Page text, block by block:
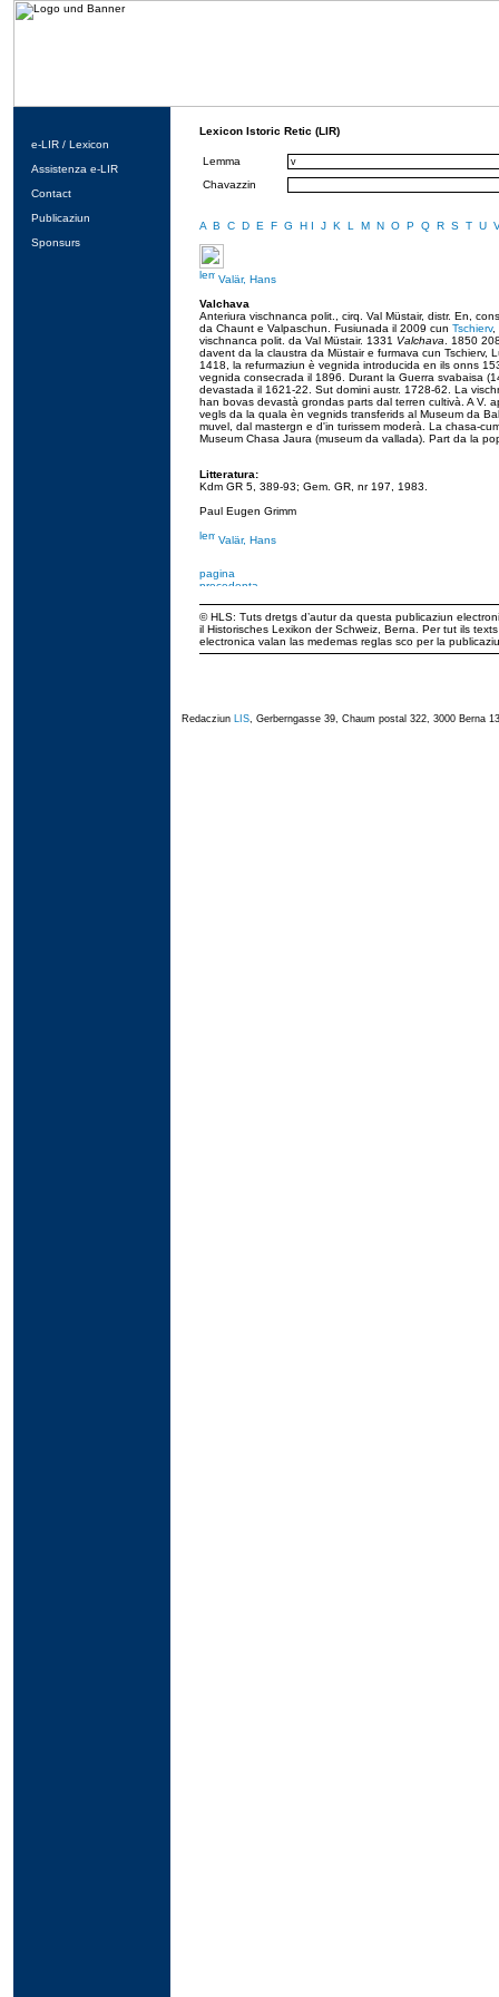
e-LIR / Lexicon
Assistenza e-LIR
Contact
Publicaziun
Sponsurs
Lexicon Istoric Retic (LIR)
Lemma
Chavazzin
A B C D E F G H I J K L M N O P Q R S T U
Valär, Hans
Valchava
Anteriura vischnanca polit., cirq. Val Müstair, distr. En,
da Chaunt e Valpaschun. Fusiunada il 2009 cun Tschierv,
vischnanca polit. da Val Müstair. 1331 Valchava . 1850
davent da la claustra da Müstair e furmava cun Tschierv,
1418, la refurmaziun è vegnida introducida en ils onns
vegnida consecrada il 1896. Durant la Guerra svabaisa
devastada il 1621-22. Sut domini austr. 1728-62. La
han bovas devastà grondas parts dal terren cultivà. A V.
vegls da la quala èn vegnids transferids al Museum da
muvel, dal mastergn e d'in turissem moderà. La chasa-
Museum Chasa Jaura (museum da vallada). Part da la
Litteratura:
Kdm GR 5, 389-93; Gem. GR, nr 197, 1983.
Paul Eugen Grimm
Valär, Hans
© HLS: Tuts dretgs d’autur da questa publicaziun
il Historisches Lexikon der Schweiz, Berna. Per tut ils
electronica valan las medemas reglas sco per la
Redacziun LIS, Gerberngasse 39, Chaum postal 322, 3000 Berna